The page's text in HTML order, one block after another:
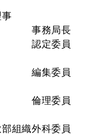
事務局長
認定委員
編集委員
倫理委員
組織外科委員